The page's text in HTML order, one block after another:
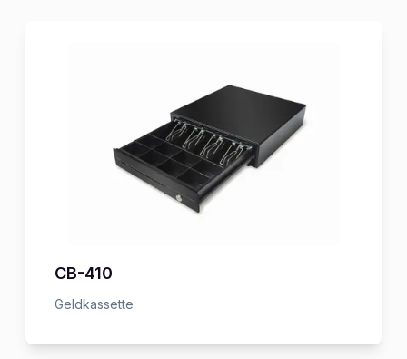
CB-410
Geldkassette